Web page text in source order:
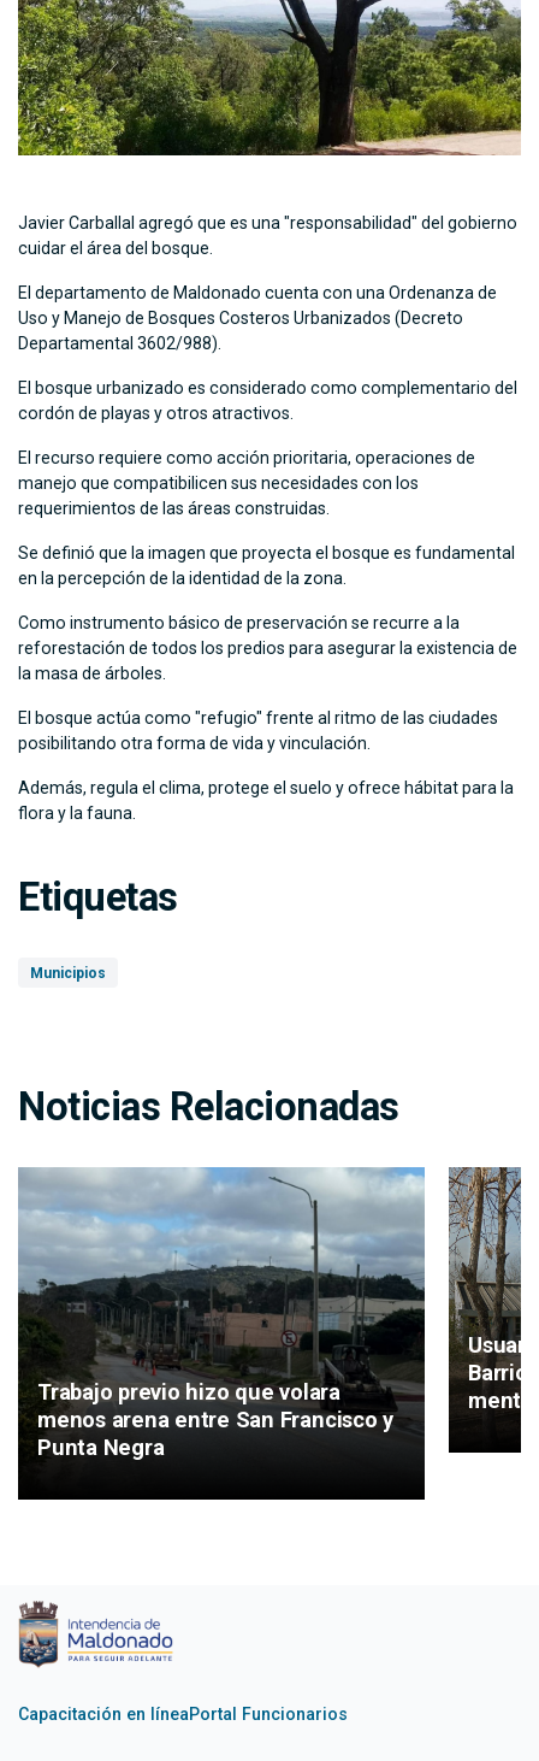
Javier Carballal agregó que es una "responsabilidad" del gobierno
cuidar el área del bosque.
El departamento de Maldonado cuenta con una Ordenanza de
Uso y Manejo de Bosques Costeros Urbanizados (Decreto
Departamental 3602/988).
El bosque urbanizado es considerado como complementario del
cordón de playas y otros atractivos.
El recurso requiere como acción prioritaria, operaciones de
manejo que compatibilicen sus necesidades con los
requerimientos de las áreas construidas.
Se definió que la imagen que proyecta el bosque es fundamental
en la percepción de la identidad de la zona.
Como instrumento básico de preservación se recurre a la
reforestación de todos los predios para asegurar la existencia de
la masa de árboles.
El bosque actúa como "refugio" frente al ritmo de las ciudades
posibilitando otra forma de vida y vinculación.
Además, regula el clima, protege el suelo y ofrece hábitat para la
flora y la fauna.
Etiquetas
Municipios
Noticias Relacionadas
Trabajo previo hizo que volara
menos arena entre San Francisco y
Punta Negra
Capacitación en líneaPortal Funcionarios